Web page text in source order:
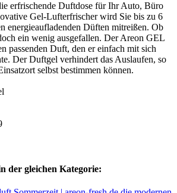
erfrischende Duftdose für Ihr Auto, Büro
Gel-Lufterfrischer wird Sie bis zu 6
energieaufladenden Düften mitreißen. Ob
ein wenig ausgefallen. Der Areon GEL
passenden Duft, den er einfach mit sich
Der Duftgel verhindert das Auslaufen, so
selbst bestimmen können.
der gleichen Kategorie: